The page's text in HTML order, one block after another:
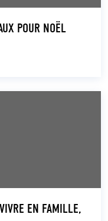
POUR NOËL
EN FAMILLE,